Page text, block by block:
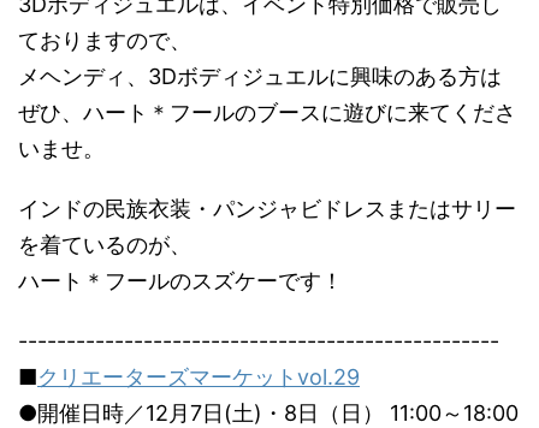
ておりますので、
メヘンディ、3Dボディジュエルに興味のある方は
ぜひ、ハート＊フールのブースに遊びに来てくださ
いませ。
インドの民族衣装・パンジャビドレスまたはサリー
を着ているのが、
ハート＊フールのスズケーです！
--------------------------------------------------
■クリエーターズマーケットvol.29
●開催日時／12月7日(土)・8日（日） 11:00～18:00